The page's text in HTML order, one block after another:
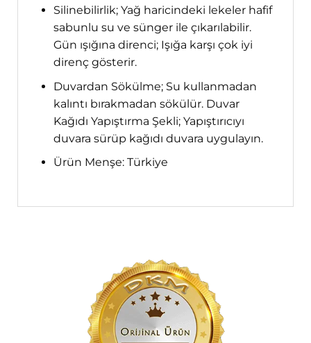
Silinebilirlik; Yağ haricindeki lekeler hafif
sabunlu su ve sünger ile çıkarılabilir.
Gün ışığına direnci; Işığa karşı çok iyi
direnç gösterir.
Duvardan Sökülme; Su kullanmadan
kalıntı bırakmadan sökülür. Duvar
Kağıdı Yapıştırma Şekli; Yapıştırıcıyı
duvara sürüp kağıdı duvara uygulayın.
Ürün Menşe: Türkiye